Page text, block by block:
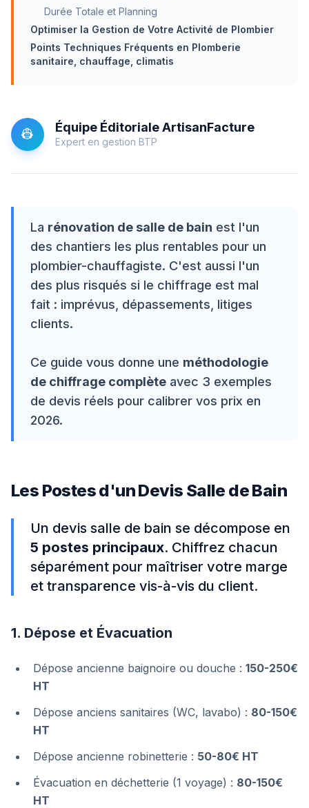
Durée Totale et Planning
Optimiser la Gestion de Votre Activité de Plombier
Points Techniques Fréquents en Plomberie
sanitaire, chauffage, climatis
👷 Équipe Éditoriale ArtisanFacture
Expert en gestion BTP
La rénovation de salle de bain est l'un
des chantiers les plus rentables pour un
plombier-chauffagiste. C'est aussi l'un
des plus risqués si le chiffrage est mal
fait : imprévus, dépassements, litiges
clients.
Ce guide vous donne une méthodologie
de chiffrage complète avec 3 exemples
de devis réels pour calibrer vos prix en
2026.
Les Postes d'un Devis Salle de Bain
Un devis salle de bain se décompose en
5 postes principaux. Chiffrez chacun
séparément pour maîtriser votre marge
et transparence vis-à-vis du client.
1. Dépose et Évacuation
Dépose ancienne baignoire ou douche : 150-250€
HT
Dépose anciens sanitaires (WC, lavabo) : 80-150€
HT
Dépose ancienne robinetterie : 50-80€ HT
Évacuation en déchetterie (1 voyage) : 80-150€
HT